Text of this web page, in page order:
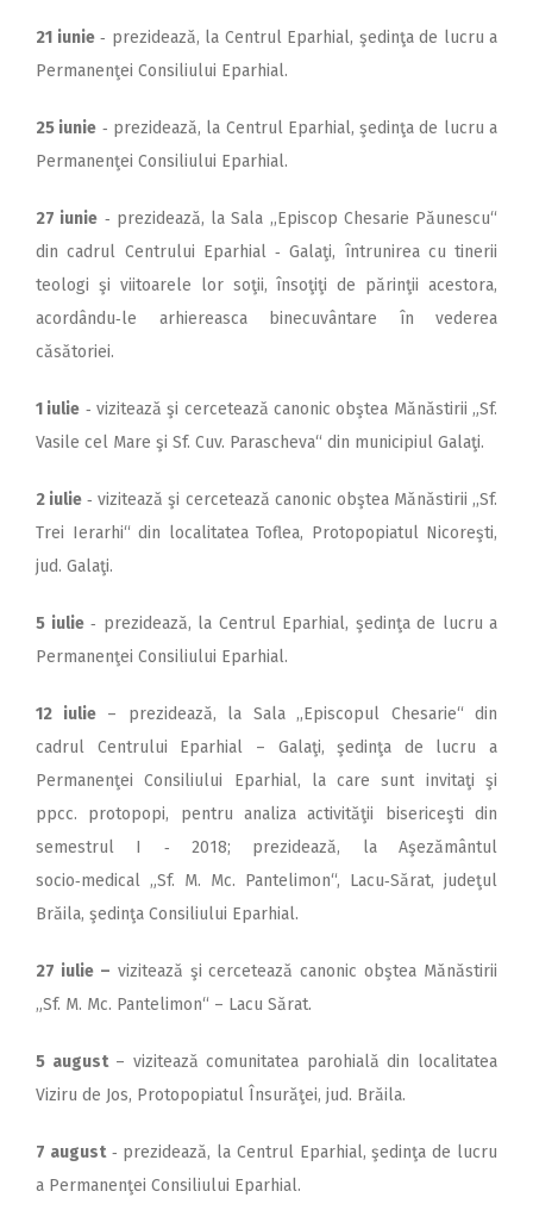
21 iunie‑ prezidează, la Centrul Eparhial, şedinţa de lucru a
Permanenţei Consiliului Eparhial.
25 iunie ‑ prezidează, la Centrul Eparhial, şedinţa de lucru a
Permanenţei Consiliului Eparhial.
27 iunie ‑ prezidează, la Sala ,,Episcop Chesarie Păunescu“
din ca­­drul Centrului Eparhial ‑ Galaţi, în­trunirea cu tinerii
teologi şi viitoarele lor soţii, însoţiţi de părinţii acestora,
acordându‑le arhiereasca binecuvântare în vederea
căsătoriei.
1 iulie ‑ vizitează şi cercetează canonic obştea Mănăstirii „Sf.
Vasile cel Mare şi Sf. Cuv. Parascheva“ din municipiul Galaţi.
2 iulie ‑ vizitează şi cercetează canonic obştea Mănăstirii ,,Sf.
Trei Ierarhi“ din localitatea Toflea, Protopopiatul Nicoreşti,
jud. Galaţi.
5 iulie‑ prezidează, la Centrul Eparhial, şedinţa de lucru a
Permanenţei Consiliului Eparhial.
12 iulie– prezidează, la Sala ,,Episcopul Chesarie“ din
cadrul Centrului Eparhial – Galaţi, şedinţa de lucru a
Permanenţei Consiliului Eparhial, la care sunt invitaţi şi
ppcc. protopopi, pentru analiza activităţii bisericeşti din
semestrul I ‑ 2018; prezidează, la Aşezământul
socio‑medical „Sf. M. Mc. Pantelimon“, Lacu‑Sărat, judeţul
Brăila, şedinţa Consiliului Eparhial.
27 iulie – vizitează şi cercetează canonic obştea Mănăstirii
„Sf. M. Mc. Pantelimon“ – Lacu Sărat.
5 august– vizitează comunitatea parohială din localitatea
Viziru de Jos, Protopopiatul Însurăţei, jud. Brăila.
7 august‑ prezidează, la Centrul Eparhial, şedinţa de lucru
a Permanenţei Consiliului Eparhial.